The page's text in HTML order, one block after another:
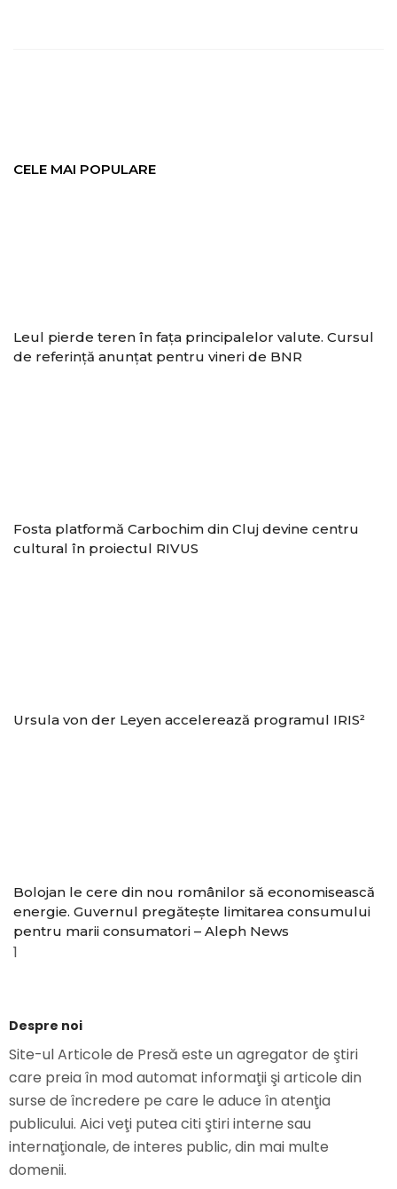
CELE MAI POPULARE
Leul pierde teren în fața principalelor valute. Cursul
de referință anunțat pentru vineri de BNR
Fosta platformă Carbochim din Cluj devine centru
cultural în proiectul RIVUS
Ursula von der Leyen accelerează programul IRIS²
Bolojan le cere din nou românilor să economisească
energie. Guvernul pregătește limitarea consumului
pentru marii consumatori – Aleph News
Despre noi
Site-ul Articole de Presă este un agregator de ştiri
care preia în mod automat informaţii şi articole din
surse de încredere pe care le aduce în atenţia
publicului. Aici veţi putea citi ştiri interne sau
internaţionale, de interes public, din mai multe
domenii.